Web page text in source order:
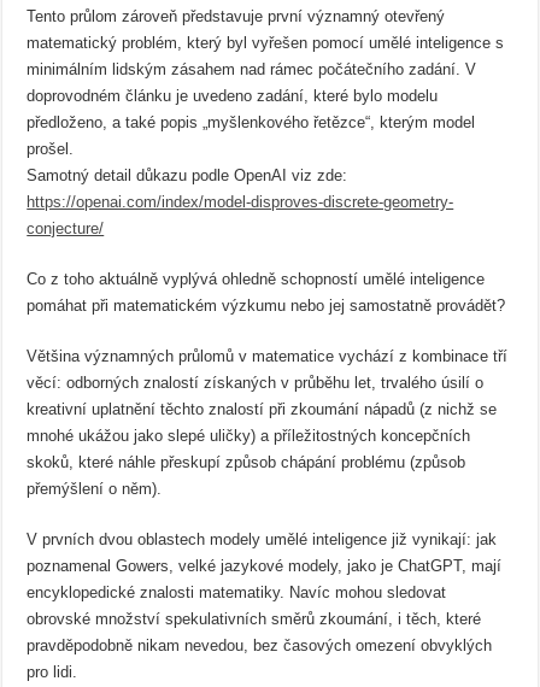
Tento průlom zároveň představuje první významný otevřený
matematický problém, který byl vyřešen pomocí umělé inteligence s
minimálním lidským zásahem nad rámec počátečního zadání. V
doprovodném článku je uvedeno zadání, které bylo modelu
předloženo, a také popis „myšlenkového řetězce“, kterým model
prošel.
Samotný detail důkazu podle OpenAI viz zde:
https://openai.com/index/model-disproves-discrete-geometry-
conjecture/
Co z toho aktuálně vyplývá ohledně schopností umělé inteligence
pomáhat při matematickém výzkumu nebo jej samostatně provádět?
Většina významných průlomů v matematice vychází z kombinace tří
věcí: odborných znalostí získaných v průběhu let, trvalého úsilí o
kreativní uplatnění těchto znalostí při zkoumání nápadů (z nichž se
mnohé ukážou jako slepé uličky) a příležitostných koncepčních
skoků, které náhle přeskupí způsob chápání problému (způsob
přemýšlení o něm).
V prvních dvou oblastech modely umělé inteligence již vynikají: jak
poznamenal Gowers, velké jazykové modely, jako je ChatGPT, mají
encyklopedické znalosti matematiky. Navíc mohou sledovat
obrovské množství spekulativních směrů zkoumání, i těch, které
pravděpodobně nikam nevedou, bez časových omezení obvyklých
pro lidi.